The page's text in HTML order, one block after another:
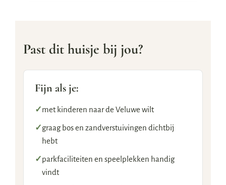
Past dit huisje bij jou?
Fijn als je:
✓met kinderen naar de Veluwe wilt
✓graag bos en zandverstuivingen dichtbij
hebt
✓parkfaciliteiten en speelplekken handig
vindt